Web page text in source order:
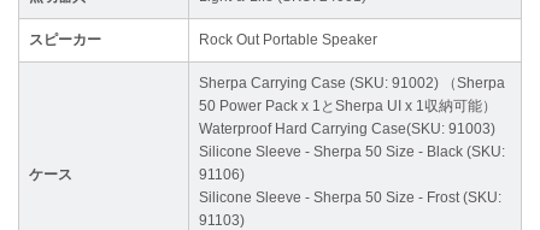
スピーカー Rock Out Portable Speaker
ケース
Sherpa Carrying Case (SKU: 91002) （Sherpa
50 Power Pack x 1とSherpa UI x 1収納可能）
Waterproof Hard Carrying Case(SKU: 91003)
Silicone Sleeve - Sherpa 50 Size - Black (SKU:
91106)
Silicone Sleeve - Sherpa 50 Size - Frost (SKU:
91103)